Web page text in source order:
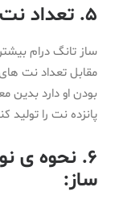
۵. تعداد نت ها:
ساز تانگ درام
مقابل تعداد نت
بودن او دارد بدین
پانزده نت را تولید
6. نحوه ی
ساز: